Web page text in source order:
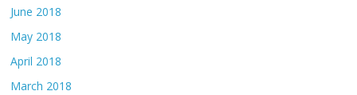
June 2018
May 2018
April 2018
March 2018